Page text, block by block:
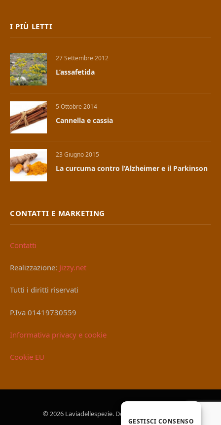
I PIÙ LETTI
27 Settembre 2012
L’assafetida
5 Ottobre 2014
Cannella e cassia
23 Giugno 2015
La curcuma contro l’Alzheimer e il Parkinson
CONTATTI E MARKETING
Contatti
Realizzazione: Jizzy.net
Tutti i diritti riservati
P.Iva 01419730559
Informativa privacy e cookie
Cookie EU
© 2026 Laviadellespezie. Designed by
GESTISCI CONSENSO